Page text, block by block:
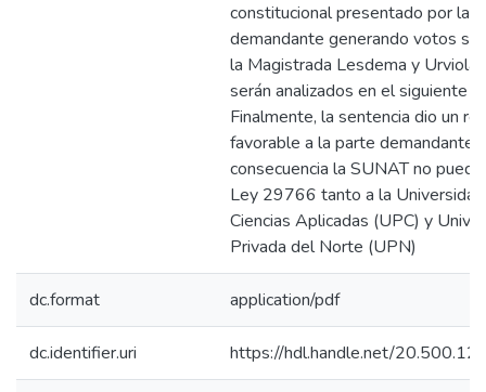
constitucional presentado por la
demandante generando votos
la Magistrada Lesdema y Urviola
serán analizados en el siguiente
Finalmente, la sentencia dio un
favorable a la parte demandante,
consecuencia la SUNAT no
Ley 29766 tanto a la
Ciencias Aplicadas (UPC) y
Privada del Norte (UPN)
dc.format application/pdf
dc.identifier.uri https://hdl.handle.net/